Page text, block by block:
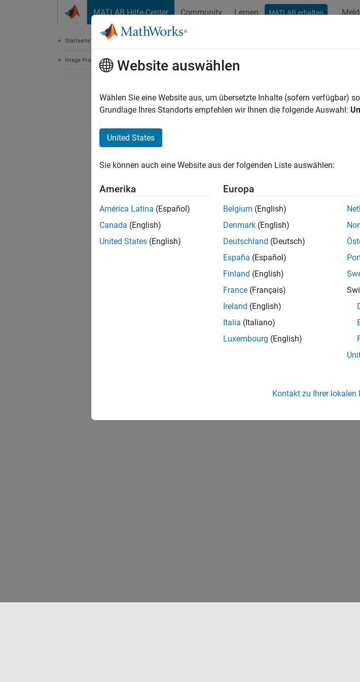
MATLAB Hilfe-Center Community Lernen MATLAB erhalten
Startseite der Dokumentation
Image Processing and Computer VisionWebsite auswählen
Wählen Sie eine Website aus, um übersetzte Inhalte (sofern verfügbar)
Grundlage Ihres Standorts empfehlen wir Ihnen die folgende Auswahl:
United States
Sie können auch eine Website aus der folgenden Liste auswählen:
Amerika
América Latina (Español)
Canada (English)
United States (English)
Europa
Belgium (English)
Denmark (English)
Deutschland (Deutsch)
España (Español)
Finland (English)
France (Français)
Ireland (English)
Italia (Italiano)
Luxembourg (English)
Kontakt zu Ihrer lokalen